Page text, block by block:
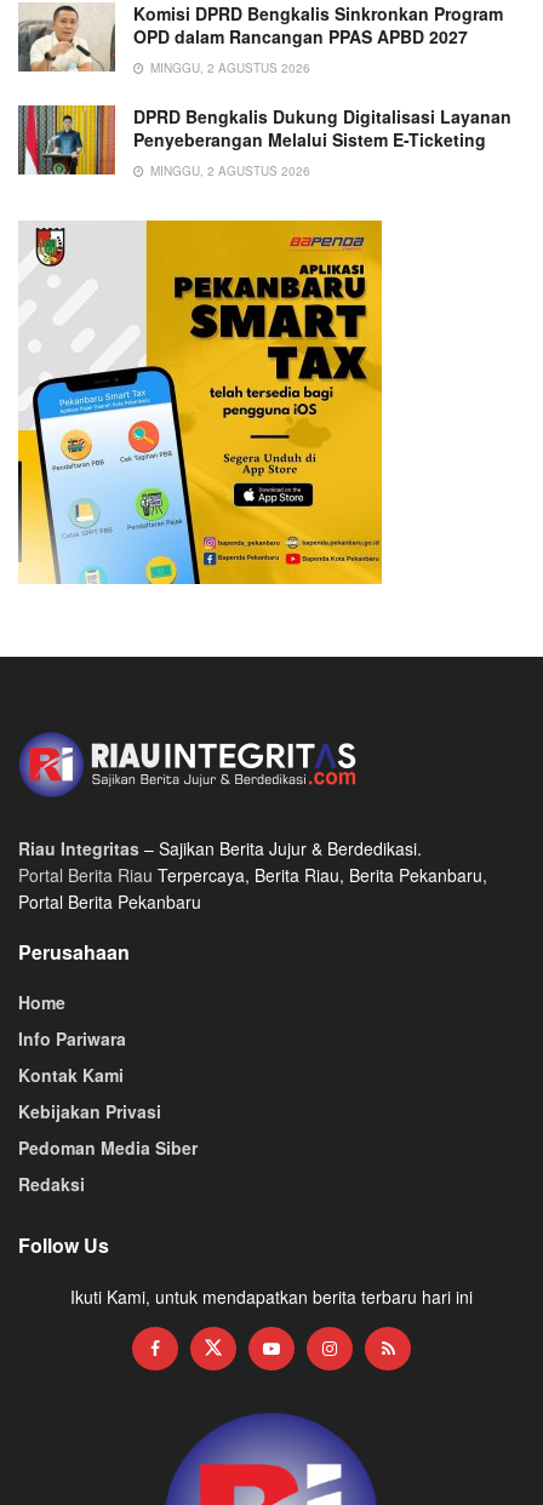
Komisi DPRD Bengkalis Sinkronkan Program
OPD dalam Rancangan PPAS APBD 2027
MINGGU, 2 AGUSTUS 2026
DPRD Bengkalis Dukung Digitalisasi Layanan
Penyeberangan Melalui Sistem E-Ticketing
MINGGU, 2 AGUSTUS 2026
Riau Integritas – Sajikan Berita Jujur & Berdedikasi.
Portal Berita Riau Terpercaya, Berita Riau, Berita Pekanbaru,
Portal Berita Pekanbaru
Perusahaan
Home
Info Pariwara
Kontak Kami
Kebijakan Privasi
Pedoman Media Siber
Redaksi
Follow Us
Ikuti Kami, untuk mendapatkan berita terbaru hari ini